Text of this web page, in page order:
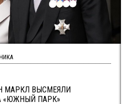
МАРКЛ ВЫСМЕЯЛИ
«ЮЖНЫЙ ПАРК»